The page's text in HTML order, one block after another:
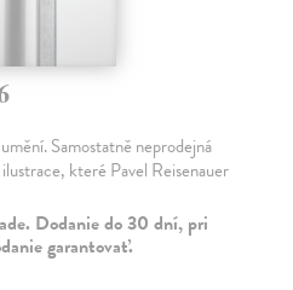
Samostatně neprodejná
které Pavel Reisenauer
Dodanie do 30 dní, pri
garantovať.